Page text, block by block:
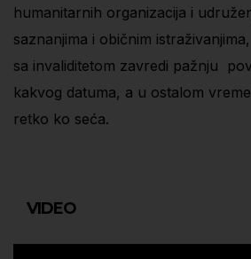
humanitarnih organizacija i
saznanjima i običnim
sa invaliditetom zavredi pažnju
kakvog datuma, a u ostalom
retko ko seća.
VIDEO